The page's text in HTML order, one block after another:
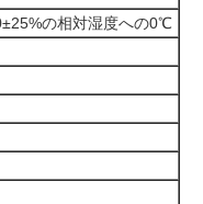
の相対湿度への0℃